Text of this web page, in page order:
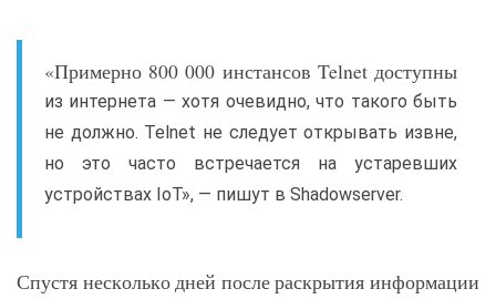
«Примерно 800 000 инстансов Telnet доступны
из интернета — хотя очевидно, что такого быть
не должно. Telnet не следует открывать извне,
но это часто встречается на устаревших
устройствах IoT», — пишут в Shadowserver.
Спустя несколько дней после раскрытия информации